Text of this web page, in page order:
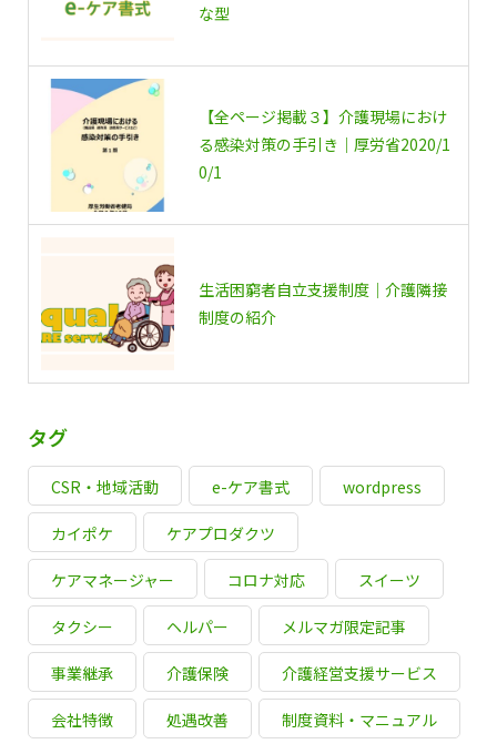
な型
【全ページ掲載３】介護現場におけ
る感染対策の手引き｜厚労省2020/1
0/1
生活困窮者自立支援制度｜介護隣接
制度の紹介
タグ
CSR・地域活動 e-ケア書式 wordpress
カイポケ ケアプロダクツ
ケアマネージャー コロナ対応 スイーツ
タクシー ヘルパー メルマガ限定記事
事業継承 介護保険 介護経営支援サービス
会社特徴 処遇改善 制度資料・マニュアル